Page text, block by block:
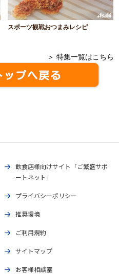
スポーツ観戦おつまみレシピ
＞ 特集一覧はこちら
飲食店様向けサイト「ご繁盛サポ
ートネット」
プライバシーポリシー
推奨環境
ご利用規約
サイトマップ
お客様相談室